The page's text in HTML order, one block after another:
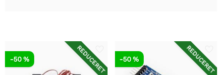
REDUCERET
-50 % REDUCERET
-50 %